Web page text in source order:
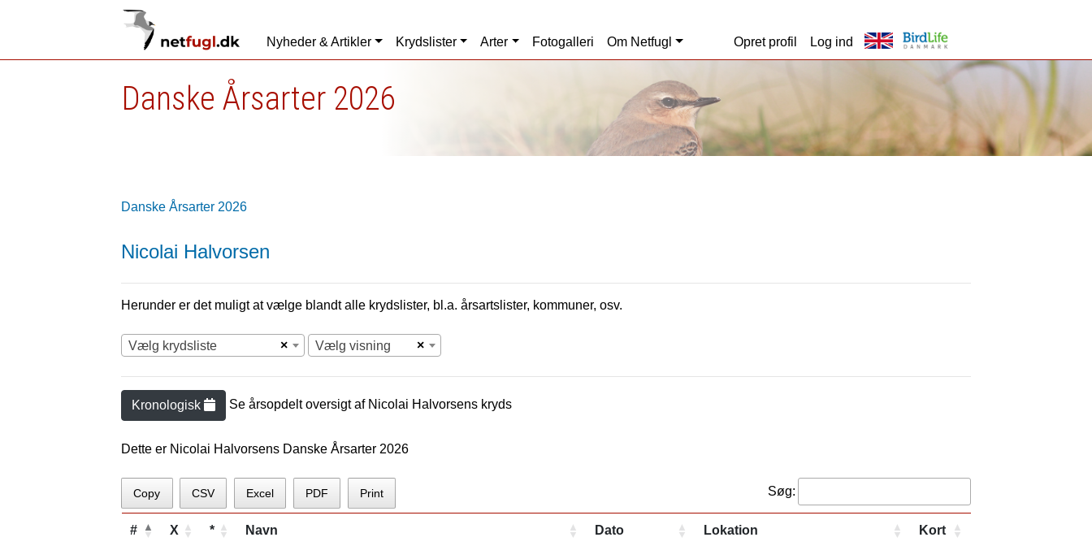
Nyheder & Artikler Krydslister Arter Fotogalleri Om Netfugl Opret profil Log ind
Danske Årsarter 2026
Danske Årsarter 2026
Nicolai Halvorsen
Herunder er det muligt at vælge blandt alle krydslister, bl.a. årsartslister, kommuner, osv.
×
Vælg krydsliste ×
Vælg visning
Kronologisk Se årsopdelt oversigt af Nicolai Halvorsens kryds
Dette er Nicolai Halvorsens Danske Årsarter 2026
Copy CSV Excel PDF Print Søg:
# X * Navn Dato Lokation Kort